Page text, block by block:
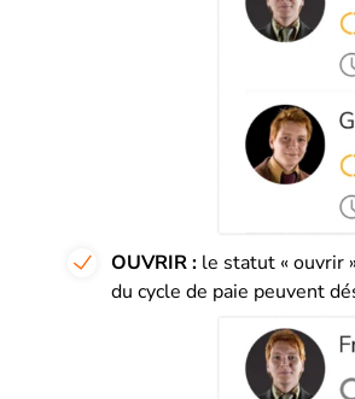
OUVRIR : le statut « ouvrir
du cycle de paie peuvent